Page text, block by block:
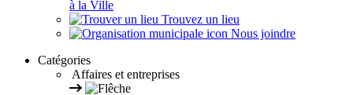
à la Ville
Trouvez un lieu
Nous joindre
Catégories
Affaires et entreprises